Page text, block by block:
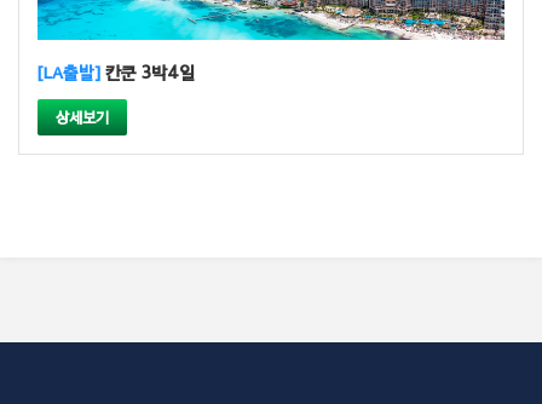
[LA출발] 칸쿤 3박4일
상세보기